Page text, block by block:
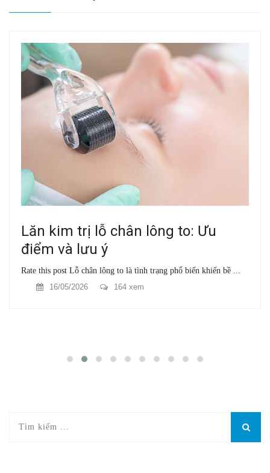
Lăn kim trị lỗ chân lông to: Ưu
điểm và lưu ý
Rate this post Lỗ chân lông to là tình trạng phổ biến khiến bề ...
16/05/2026
164 xem